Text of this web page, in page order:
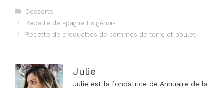
Catégories
Desserts
Navigation
des
Recette de spaghettis génois
Recette de croquettes de pommes de terre et poulet
Julie
Julie est la fondatrice de Annuaire de la